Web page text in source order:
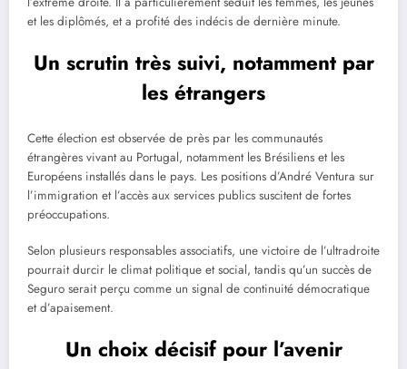
et les diplômés, et a profité des indécis de dernière minute.
Un scrutin très suivi, notamment par
les étrangers
Cette élection est observée de près par les communautés
étrangères vivant au Portugal, notamment les Brésiliens et les
Européens installés dans le pays. Les positions d’André Ventura sur
l’immigration et l’accès aux services publics suscitent de fortes
préoccupations.
Selon plusieurs responsables associatifs, une victoire de l’ultradroite
pourrait durcir le climat politique et social, tandis qu’un succès de
Seguro serait perçu comme un signal de continuité démocratique
et d’apaisement.
Un choix décisif pour l’avenir